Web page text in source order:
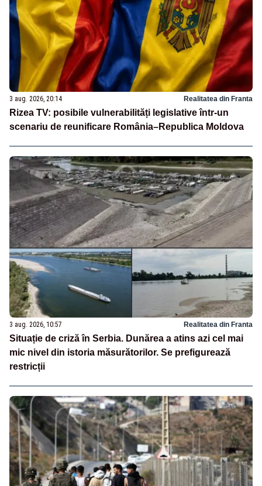
3 aug. 2026, 20:14 Realitatea din Franta
Rizea TV: posibile vulnerabilități legislative într-un
scenariu de reunificare România–Republica Moldova
3 aug. 2026, 10:57 Realitatea din Franta
Situație de criză în Serbia. Dunărea a atins azi cel mai
mic nivel din istoria măsurătorilor. Se prefigurează
restricții